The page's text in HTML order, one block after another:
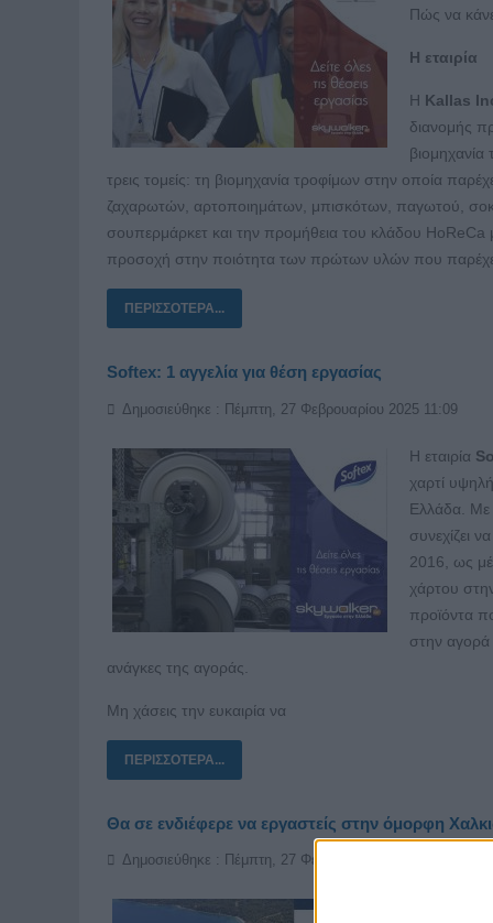
Πώς να
Η εταιρία
Η Kallas I
διανομής
τρεις τομείς: τη βιομηχανία τροφίμων στην οποία
ζαχαρωτών, αρτοποιημάτων, μπισκότων, παγωτού,
σουπερμάρκετ και την προμήθεια του κλάδου HoReCa
προσοχή στην ποιότητα των πρώτων υλών που παρέχει
ΠΕΡΙΣΣΌΤΕΡΑ...
Softex: 1 αγγελία για θέση εργασίας
Δημοσιεύθηκε : Πέμπτη, 27 Φεβρουαρίου 2025 11:09
Η εταιρία
χαρτί
Ελλάδα. Με
συνεχίζει
2016, ως
χάρτου
προϊόντα
στην αγορά
ανάγκες της αγοράς.
Μη χάσεις την ευκαιρία να
ΠΕΡΙΣΣΌΤΕΡΑ...
Θα σε ενδιέφερε να εργαστείς στην όμορφη
Δημοσιεύθηκε : Πέμπτη, 27 Φεβρουαρίου 2025 10:49